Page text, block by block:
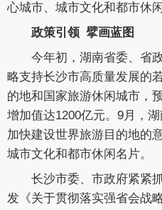
心城市、城市文化和都市休闲
政策引领 擘画蓝图
今年初，湖南省委、省
略支持长沙市高质量发展的
的地和国家旅游休闲城市，
增加值达1200亿元。9月，
加快建设世界旅游目的地的
城市文化和都市休闲名片。
长沙市委、市政府紧紧
发《关于贯彻落实强省会战